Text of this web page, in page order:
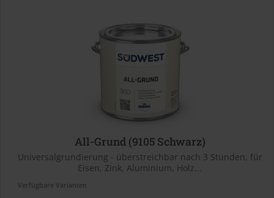
All-Grund (9105 Schwarz)
Universalgrundierung - überstreichbar nach 3 Stunden, für
Eisen, Zink, Aluminium, Holz...
Verfügbare Varianten